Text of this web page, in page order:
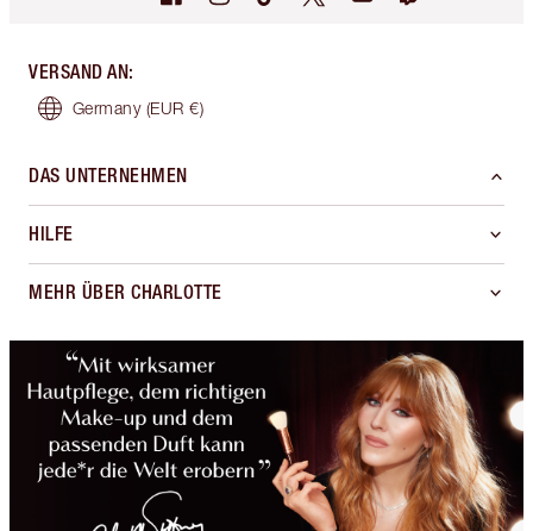
VERSAND AN:
Germany (EUR €)
DAS UNTERNEHMEN
HILFE
MEHR ÜBER CHARLOTTE